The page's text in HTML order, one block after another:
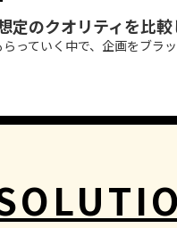
定のクオリティを比較
っていく中で、企画をブラ